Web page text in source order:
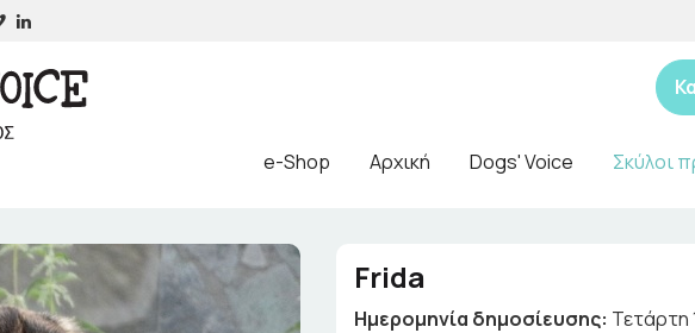
e-Shop Αρχική Dogs' Voice Σκύλοι
Frida
Ημερομηνία δημοσίευσης: Τετάρτη